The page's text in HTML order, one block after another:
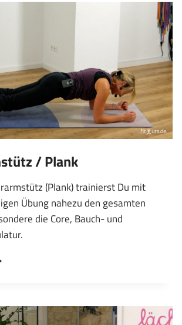
/ Plank
(Plank) trainierst Du mit
Übung nahezu den gesamten
die Core, Bauch- und